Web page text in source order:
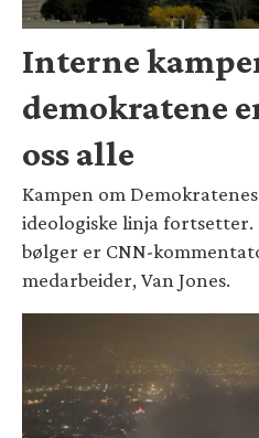
Interne
demokratene
oss alle
Kampen om
ideologiske linja fortsetter.
bølger er CNN-
medarbeider, Van Jones.